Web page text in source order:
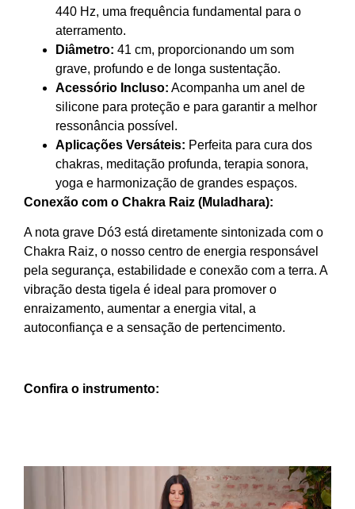
440 Hz, uma frequência fundamental para o
aterramento.
Diâmetro: 41 cm, proporcionando um som
grave, profundo e de longa sustentação.
Acessório Incluso: Acompanha um anel de
silicone para proteção e para garantir a melhor
ressonância possível.
Aplicações Versáteis: Perfeita para cura dos
chakras, meditação profunda, terapia sonora,
yoga e harmonização de grandes espaços.
Conexão com o Chakra Raiz (Muladhara):
A nota grave Dó3 está diretamente sintonizada com o
Chakra Raiz, o nosso centro de energia responsável
pela segurança, estabilidade e conexão com a terra. A
vibração desta tigela é ideal para promover o
enraizamento, aumentar a energia vital, a
autoconfiança e a sensação de pertencimento.
Confira o instrumento: